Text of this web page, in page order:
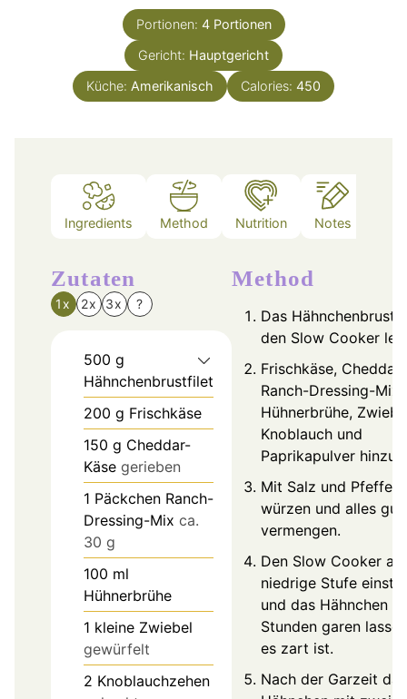
Portionen: 4 Portionen
Gericht: Hauptgericht
Küche: Amerikanisch Calories: 450
Ingredients Method Nutrition Notes
Zutaten
1x 2x 3x ?
500 g
Hähnchenbrustfilet
200 g Frischkäse
150 g Cheddar-
Käse gerieben
1 Päckchen Ranch-
Dressing-Mix ca.
30 g
100 ml
Hühnerbrühe
1 kleine Zwiebel
gewürfelt
2 Knoblauchzehen
Method
Das
den Slow Cooker
Frischkäse,
Ranch-Dressing-Mix,
Hühnerbrühe,
Knoblauch und
Paprikapulver
Mit Salz und Pfeffer
würzen und alles gut
vermengen.
Den Slow Cooker auf
niedrige Stufe
und das Hähnchen
Stunden garen
es zart ist.
Nach der Garzeit das